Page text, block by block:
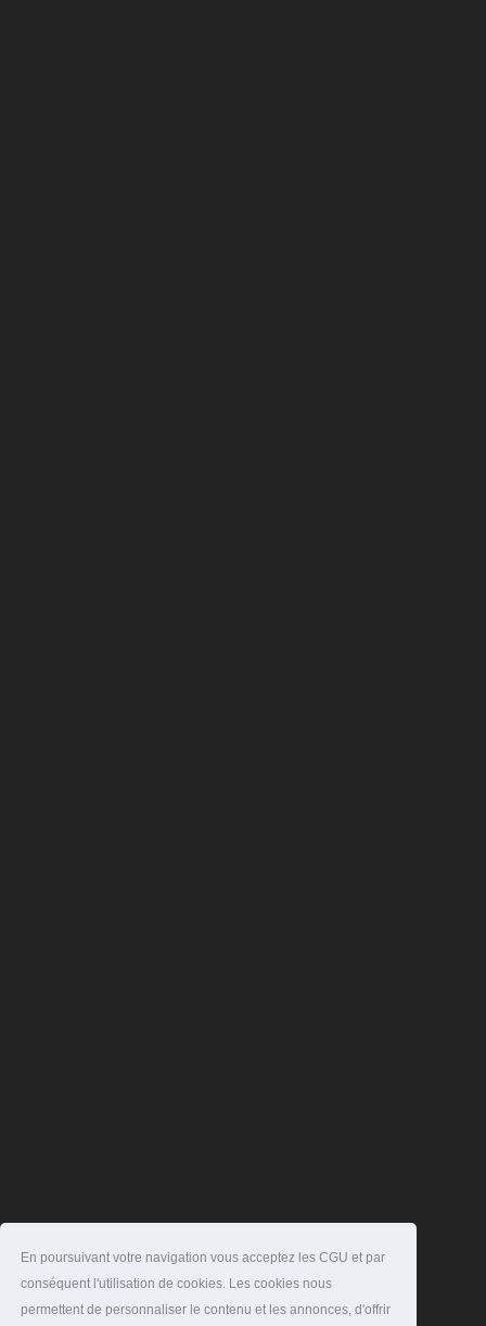
En poursuivant votre navigation vous acceptez les CGU et par
conséquent l'utilisation de cookies. Les cookies nous
permettent de personnaliser le contenu et les annonces, d'offrir